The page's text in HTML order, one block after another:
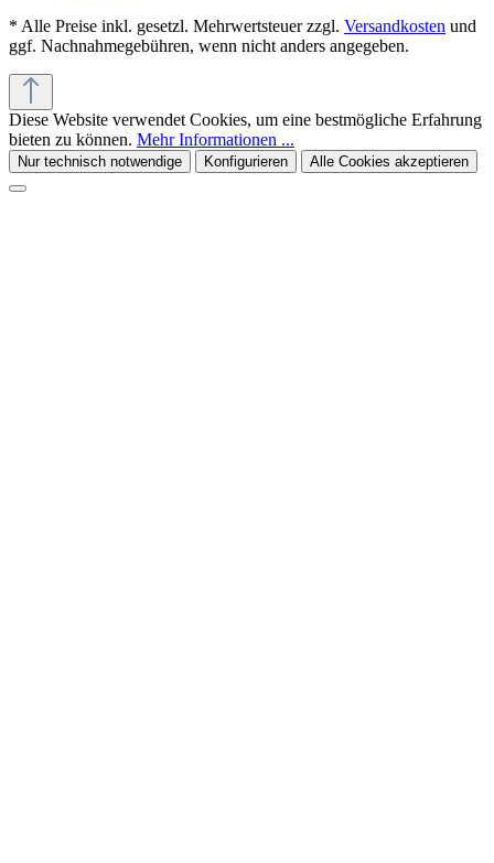
* Alle Preise inkl. gesetzl. Mehrwertsteuer zzgl. Versandkosten und
ggf. Nachnahmegebühren, wenn nicht anders angegeben.
Diese Website verwendet Cookies, um eine bestmögliche Erfahrung
bieten zu können. Mehr Informationen ...
Nur technisch notwendige Konfigurieren Alle Cookies akzeptieren